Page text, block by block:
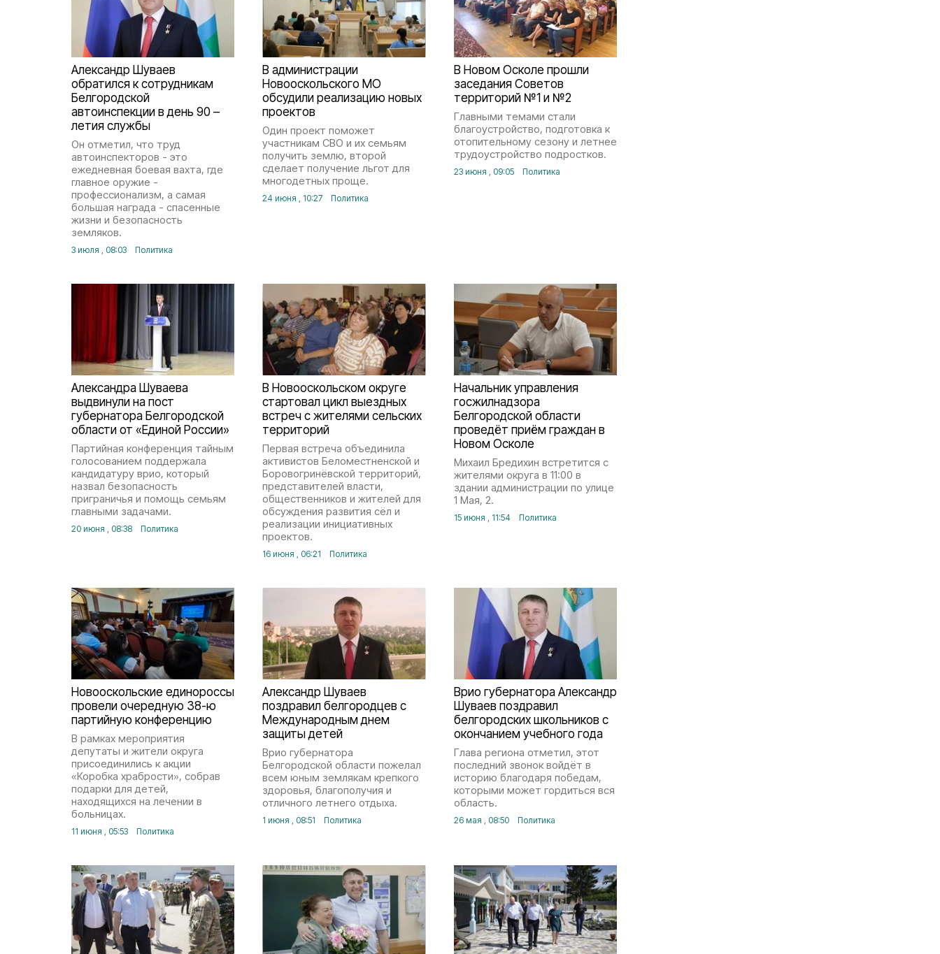
Александр Шуваев
обратился к сотрудникам
Белгородской
автоинспекции в день 90 –
летия службы
Он отметил, что труд
автоинспекторов - это
ежедневная боевая вахта, где
главное оружие -
профессионализм, а самая
большая награда - спасенные
жизни и безопасность
земляков.
3 июля , 08:03 Политика
В администрации
Новооскольского МО
обсудили реализацию новых
проектов
Один проект поможет
участникам СВО и их семьям
получить землю, второй
сделает получение льгот для
многодетных проще.
24 июня , 10:27 Политика
В Новом Осколе прошли
заседания Советов
территорий №1 и №2
Главными темами стали
благоустройство, подготовка к
отопительному сезону и летнее
трудоустройство подростков.
23 июня , 09:05 Политика
Александра Шуваева
выдвинули на пост
губернатора Белгородской
области от «Единой России»
Партийная конференция тайным
голосованием поддержала
кандидатуру врио, который
назвал безопасность
приграничья и помощь семьям
главными задачами.
20 июня , 08:38 Политика
В Новооскольском округе
стартовал цикл выездных
встреч с жителями сельских
территорий
Первая встреча объединила
активистов Беломестненской и
Боровогринёвской территорий,
представителей власти,
общественников и жителей для
обсуждения развития сёл и
реализации инициативных
проектов.
16 июня , 06:21 Политика
Начальник управления
госжилнадзора
Белгородской области
проведёт приём граждан в
Новом Осколе
Михаил Бредихин встретится с
жителями округа в 11:00 в
здании администрации по улице
1 Мая, 2.
15 июня , 11:54 Политика
Новооскольские единороссы
провели очередную 38-ю
партийную конференцию
В рамках мероприятия
депутаты и жители округа
присоединились к акции
«Коробка храбрости», собрав
подарки для детей,
находящихся на лечении в
больницах.
11 июня , 05:53 Политика
Александр Шуваев
поздравил белгородцев с
Международным днем
защиты детей
Врио губернатора
Белгородской области пожелал
всем юным землякам крепкого
здоровья, благополучия и
отличного летнего отдыха.
1 июня , 08:51 Политика
Врио губернатора Александр
Шуваев поздравил
белгородских школьников с
окончанием учебного года
Глава региона отметил, этот
последний звонок войдёт в
историю благодаря победам,
которыми может гордиться вся
область.
26 мая , 08:50 Политика